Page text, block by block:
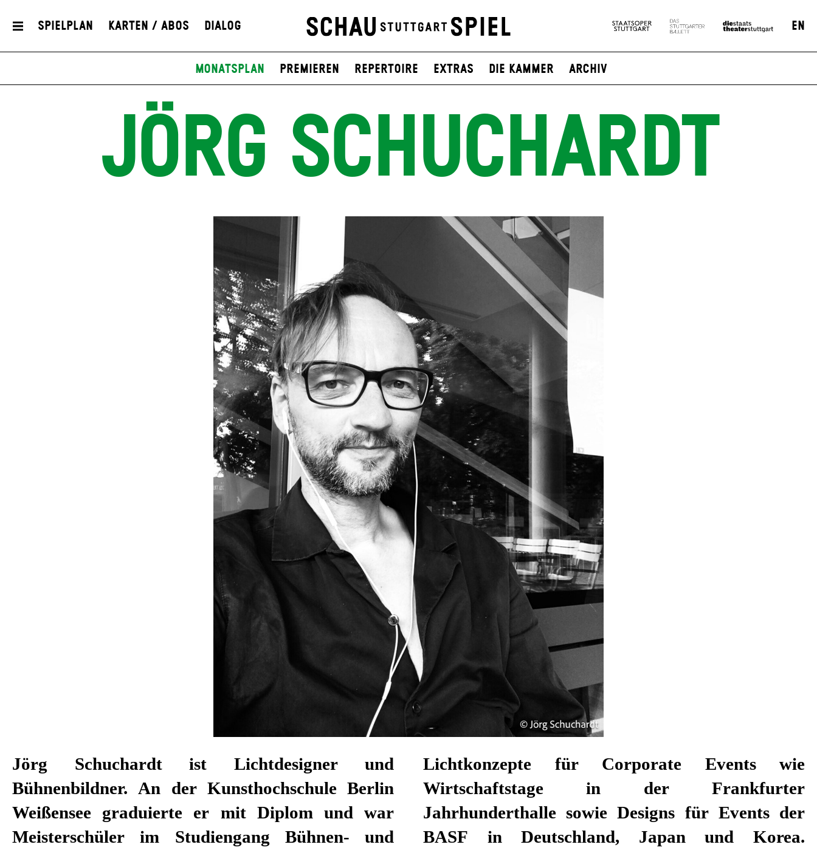
Spielplan Karten / Abos Dialog EN
Monatsplan Premieren Repertoire Extras Die Kammer Archiv
JÖRG SCHUCHARDT
Jörg Schuchardt ist Lichtdesigner und
Bühnenbildner. An der Kunsthochschule Berlin
Weißensee graduierte er mit Diplom und war
Meisterschüler im Studiengang Bühnen- und
Lichtkonzepte für Corporate Events wie
Wirtschaftstage in der Frankfurter
Jahrhunderthalle sowie Designs für Events der
BASF in Deutschland, Japan und Korea.